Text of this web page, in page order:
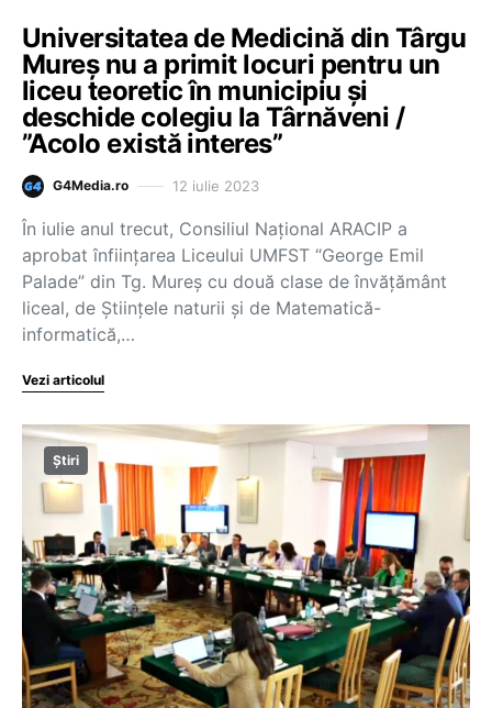
Universitatea de Medicină din Târgu
Mureș nu a primit locuri pentru un
liceu teoretic în municipiu și
deschide colegiu la Târnăveni /
”Acolo există interes”
G4Media.ro 12 iulie 2023
În iulie anul trecut, Consiliul Național ARACIP a
aprobat înființarea Liceului UMFST “George Emil
Palade” din Tg. Mureș cu două clase de învățământ
liceal, de Științele naturii și de Matematică-
informatică,…
Vezi articolul
Știri